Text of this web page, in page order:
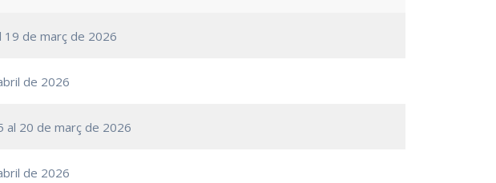
19 de març de 2026
de 2026
al 20 de març de 2026
de 2026